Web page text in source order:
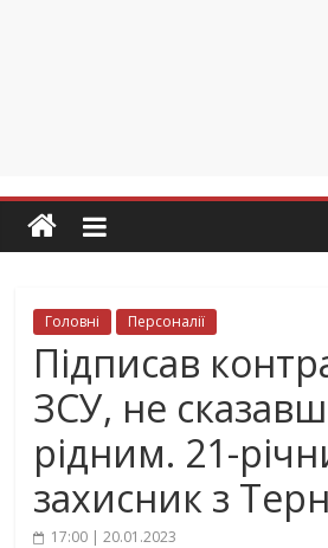
Головні Персоналії
Підписав
ЗСУ, не
рідним. 21-
захисник з
17:00 | 20.01.2023